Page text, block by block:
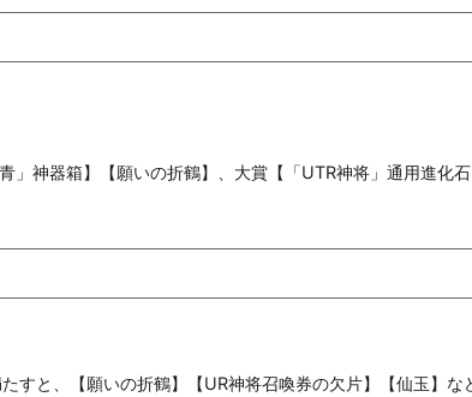
神器箱】【願いの折鶴】、大賞【「UTR神将」通用進化
と、【願いの折鶴】【UR神将召喚券の欠片】【仙玉】な